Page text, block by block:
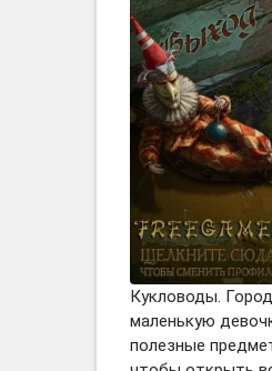
Кукловоды.
маленькую
полезные